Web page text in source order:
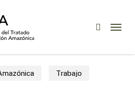
Menu
Trabajo